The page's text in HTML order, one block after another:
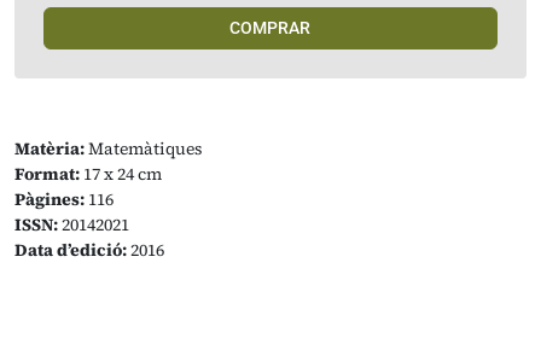
Matèria:Matemàtiques
Format: 17 x 24 cm
Pàgines: 116
ISSN:20142021
Data d’edició:2016
COMPRAR